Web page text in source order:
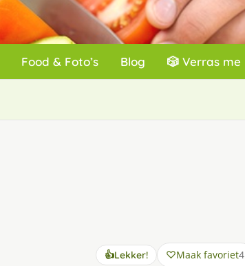
Food & Foto’s Blog 🎲 Verras me
👍Lekker! Maak favoriet4